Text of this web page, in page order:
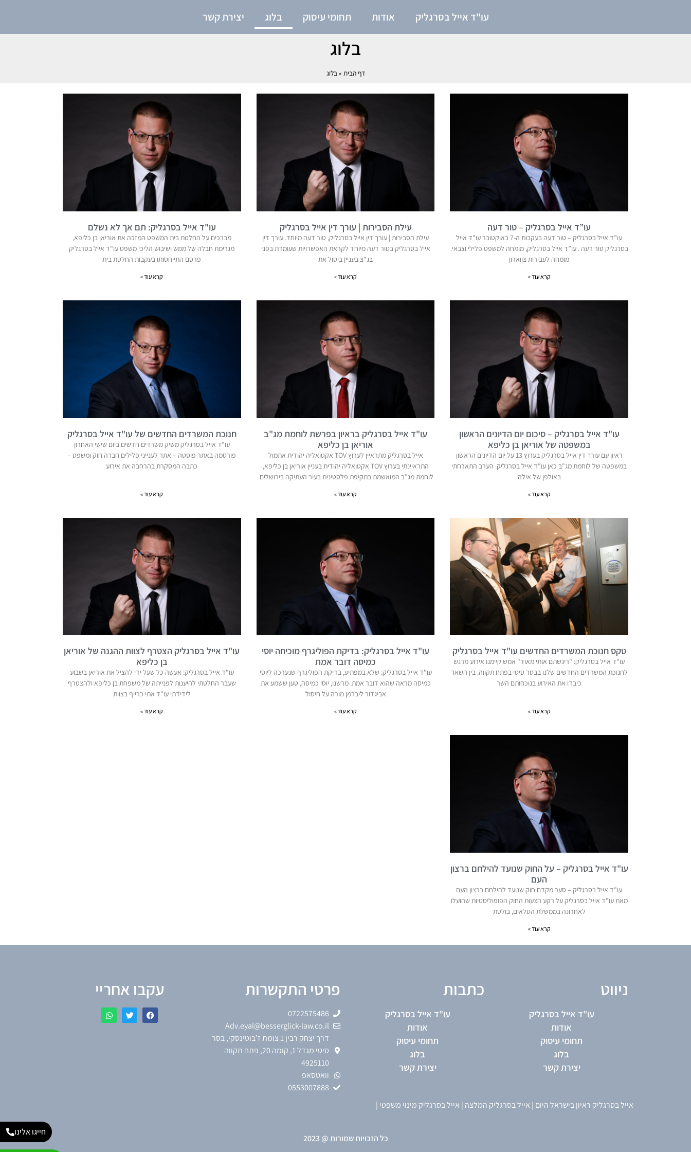
עו"ד אייל בסרגליק אודות תחומי עיסוק בלוג יצירת קשר
בלוג
דף הבית »בלוג
עו”ד אייל בסרגליק – טור דעה
עו”ד אייל בסרגליק – טור דעה בעקבות ה-7 באוקטובר עו"ד אייל
בסרגליק טור דעה . עו”ד אייל בסרגליק, מומחה למשפט פלילי וצבאי.
מומחה לעבירות צווארון
קרא עוד »
עילת הסבירות | עורך דין אייל בסרגליק
עילת הסבירות | עורך דין אייל בסרגליק, טור דעה מיוחד. עורך דין
אייל בסרגליק בטור דעה מיוחד לקראת האפשרויות שעומדת בפני
בג"צ בעניין ביטול את
קרא עוד »
עו"ד אייל בסרגליק: תם אך לא נשלם
מברכים על החלטת בית המשפט המזכה את אוריאן בן כליפא,
מגרימת חבלה של ממש ושיבוש הליכי משפט עו"ד אייל בסרגליק
פרסם התייחסותו בעקבות החלטת בית
קרא עוד »
עו"ד אייל בסרגליק – סיכום יום הדיונים הראשון
במשפטה של אוריאן בן כליפא
ראיון עם עורך דין אייל בסרגליק בערוץ 13 על יום הדיונים הראשון
במשפטה של לוחמת מג"ב כאן עו"ד אייל בסרגליק. הערב התארחתי
באולפן של אילה
קרא עוד »
עו"ד אייל בסרגליק בראיון בפרשת לוחמת מג"ב
אוריאן בן כליפא
אייל בסרגליק מתראיין לערוץ TOV אקטואליה יהודית אתמול
התראיינתי בערוץ TOV אקטואליה יהודית בעניין אוריאן בן כליפא,
לוחמת מג"ב המואשמת בתקיפת פלסטינית בעיר העתיקה בירושלים.
קרא עוד »
חנוכת המשרדים החדשים של עו"ד אייל בסרגליק
עו"ד אייל בסרגליק משיק משרדים חדשים ביום שישי האחרון
פורסמה באתר פוסטה – אתר לענייני פלילים חברה חוק ומשפט –
כתבה המסקרת בהרחבה את אירוע
קרא עוד »
טקס חנוכת המשרדים החדשים עו"ד אייל בסרגליק
עו"ד אייל בסרגליק: "ריגשתם אותי מאוד" אמש קיימנו אירוע מרגש
לחנוכת המשרדים החדשים שלנו בבסר סיטי בפתח תקווה. בין השאר
כיבדו את האירוע בנוכחותם השר
קרא עוד »
עו"ד אייל בסרגליק: בדיקת הפוליגרף מוכיחה יוסי
כמיסה דובר אמת
עו"ד אייל בסרגליק: שלא במפתיע, בדיקת הפוליגרף שנערכה ליוסי
כמיסה מראה שהוא דובר אמת. מרשנו, יוסי כמיסה, טען ששמע את
אביגדור ליברמן מורה על חיסול
קרא עוד »
עו"ד אייל בסרגליק הצטרף לצוות ההגנה של אוריאן
בן כליפא
עו"ד אייל בסרגליק: אעשה כל שעל ידי להציל את אוריאן בשבוע
שעבר החלטתי להיענות לפנייתה של משפחת בן כליפא ולהצטרף
לידידתי עו"ד אתי כרייף בצוות
קרא עוד »
עו"ד אייל בסרגליק – על החוק שנועד להילחם ברצון
העם
עו"ד אייל בסרגליק – סער מקדם חוק שנועד להילחם ברצון העם
מאת עו"ד אייל בסרגליק על רקע הצעות החוק הפופוליסטיות שהועלו
לאחרונה בממשלת הטלאים, בולטת
קרא עוד »
ניווט
עו"ד אייל בסרגליק
אודות
תחומי עיסוק
בלוג
יצירת קשר
כתבות
עו"ד אייל בסרגליק
אודות
תחומי עיסוק
בלוג
יצירת קשר
פרטי התקשרות
0722575486
Adv.eyal@besserglick-law.co.il
דרך יצחק רבין 1 צומת ז’בוטינסקי, בסר
סיטי מגדל 1, קומה 20, פתח תקווה
4925110
וואטסאפ
0553007888
עקבו אחריי
חייגו אלינו
אייל בסרגליק ראיון בישראל היום | אייל בסרגליק המלצה | אייל בסרגליק מינוי משפטי |
כל הזכויות שמורות @ 2023